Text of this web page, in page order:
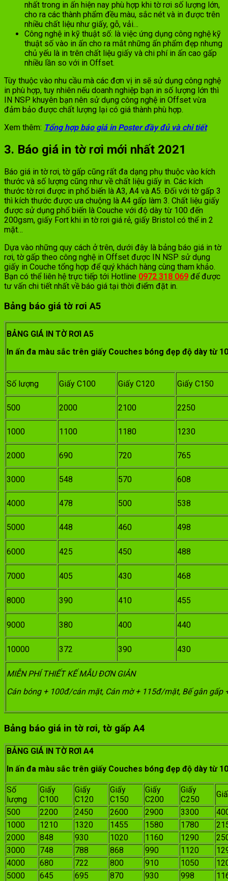
nhất trong in ấn hiện nay phù hợp khi tờ rơi số lượng lớn,
cho ra các thành phẩm đều màu, sắc nét và in được trên
nhiều chất liệu như giấy, gỗ, vải…
Công nghệ in kỹ thuật số: là việc ứng dụng công nghệ kỹ
thuật số vào in ấn cho ra mắt những ấn phẩm đẹp nhưng
chủ yếu là in trên chất liệu giấy và chi phí in ấn cao gấp
nhiều lần so với in Offset.
Tùy thuộc vào nhu cầu mà các đơn vị in sẽ sử dụng công nghệ
in phù hợp, tuy nhiên nếu doanh nghiệp bạn in số lượng lớn thì
IN NSP khuyên bạn nên sử dụng công nghệ in Offset vừa
đảm bảo được chất lượng lại có giá thành phù hợp.
Xem thêm: Tổng hợp báo giá in Poster đầy đủ và chi tiết
3. Báo giá in tờ rơi mới nhất 2021
Báo giá in tờ rơi, tờ gấp cũng rất đa dạng phụ thuộc vào kích
thước và số lượng cũng như về chất liệu giấy in. Các kích
thước tờ rơi được in phổ biến là A3, A4 và A5. Đối với tờ gấp 3
thì kích thước được ưa chuộng là A4 gấp làm 3. Chất liệu giấy
được sử dụng phổ biến là Couche với độ dày từ 100 đến
200gsm, giấy Fort khi in tờ rơi giá rẻ, giấy Bristol có thể in 2
mặt…
Dựa vào những quy cách ở trên, dưới đây là bảng báo giá in tờ
rơi, tờ gấp theo công nghệ in Offset được IN NSP sử dụng
giấy in Couche tổng hợp để quý khách hàng cùng tham khảo.
Bạn có thể liên hệ trực tiếp tới Hotline 0972 318 069 để được
tư vấn chi tiết nhất về báo giá tại thời điểm đặt in.
Bảng báo giá tờ rơi A5
BẢNG GIÁ IN TỜ RƠI A5
In ấn đa màu sắc trên giấy Couches bóng đẹp độ dày từ
Số lượng Giấy C100 Giấy C120 Giấy C150
500 2000 2100 2250
1000 1100 1180 1230
2000 690 720 765
3000 548 570 608
4000 478 500 538
5000 448 460 498
6000 425 450 488
7000 405 430 468
8000 390 410 455
9000 380 400 440
10000 372 390 430
MIỄN PHÍ THIẾT KẾ MẪU ĐƠN GIẢN
Cán bóng + 100đ/cán mặt, Cán mờ + 115đ/mặt, Bế gân gấp
Bảng báo giá in tờ rơi, tờ gấp A4
BẢNG GIÁ IN TỜ RƠI A4
In ấn đa màu sắc trên giấy Couches bóng đẹp độ dày từ
Số
lượng
Giấy
C100
Giấy
C120
Giấy
C150
Giấy
C200
Giấy
C250
500
2200 2450 2600 2900 3300
1000
1210 1320 1455 1580 1780
2000
848 930 1020 1160 1290
3000
748 788 868 990 1120
4000
680 722 800 910 1050
5000
645 695 870 930 998